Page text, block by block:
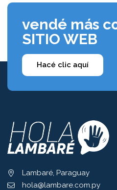
vendé más
SITIO WEB
Hacé clic aquí
Lambaré, Paraguay
hola@lambare.com.py